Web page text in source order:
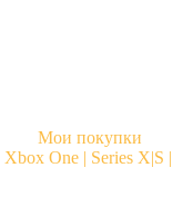
Мои покупки
Xbox One | Series X|S |